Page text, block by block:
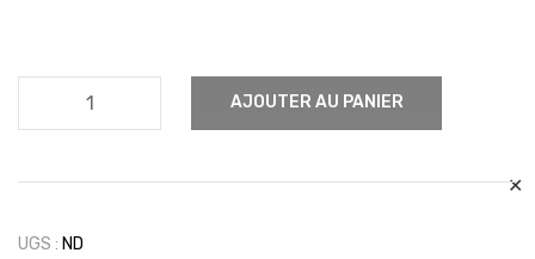
✕
AJOUTER AU PANIER
UGS : ND